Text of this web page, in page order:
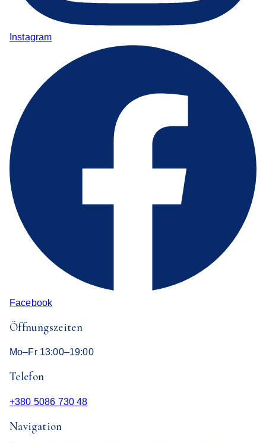
Instagram
Facebook
Öffnungszeiten
Mo–Fr 13:00–19:00
Telefon
+380 5086 730 48
Navigation